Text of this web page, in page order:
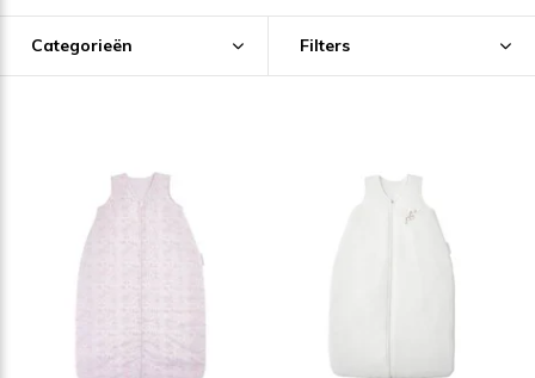
Categorieën Filters